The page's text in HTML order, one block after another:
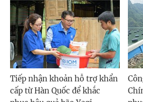
Tiếp nhận khoản hỗ trợ khẩn
cấp từ Hàn Quốc để khắc